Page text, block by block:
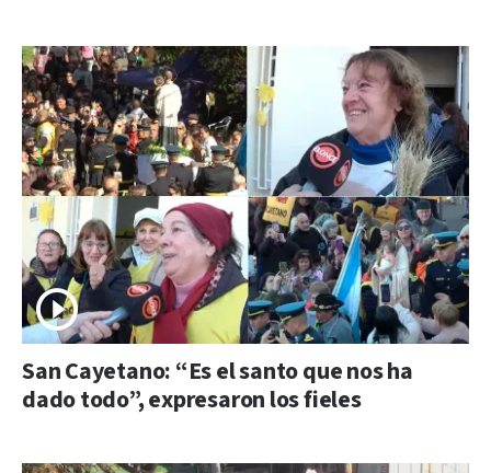
San Cayetano: “Es el santo que nos ha
dado todo”, expresaron los fieles